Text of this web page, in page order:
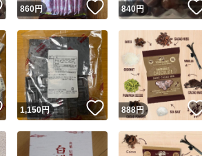
いいね！
860円 いいね！
840円
いいね！
1,150円 いいね！
888円